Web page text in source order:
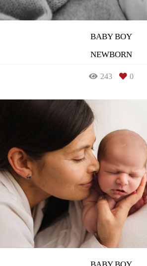
BABY BOY
NEWBORN
243 0